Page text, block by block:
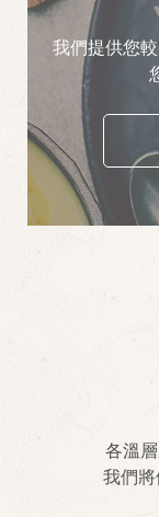
我們提供您
各溫
我們